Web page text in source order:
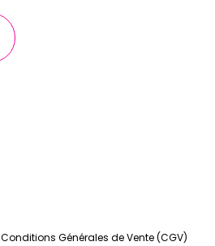
Conditions Générales de Vente (CGV)